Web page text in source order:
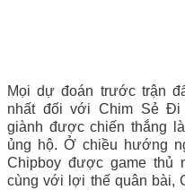
Mọi dự đoán trước trận
nhất đối với Chim Sẻ
giành được chiến thắng
ủng hộ. Ở chiều hướng
Chipboy được game thủ
cùng với lợi thế quân bài,